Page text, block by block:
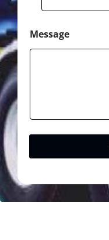
Message